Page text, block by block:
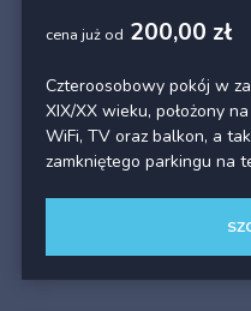
cena już od 200,00 zł
Czteroosobowy pokój w
XIX/XX wieku, położony
WiFi, TV oraz balkon, a
zamkniętego parkingu na